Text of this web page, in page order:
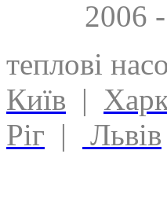
2006
теплові
Київ |
Ріг | Львів